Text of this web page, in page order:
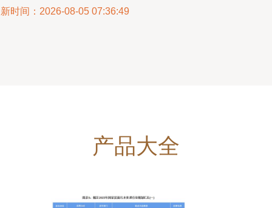
时间：2026-08-05 07:36:49
产品大全